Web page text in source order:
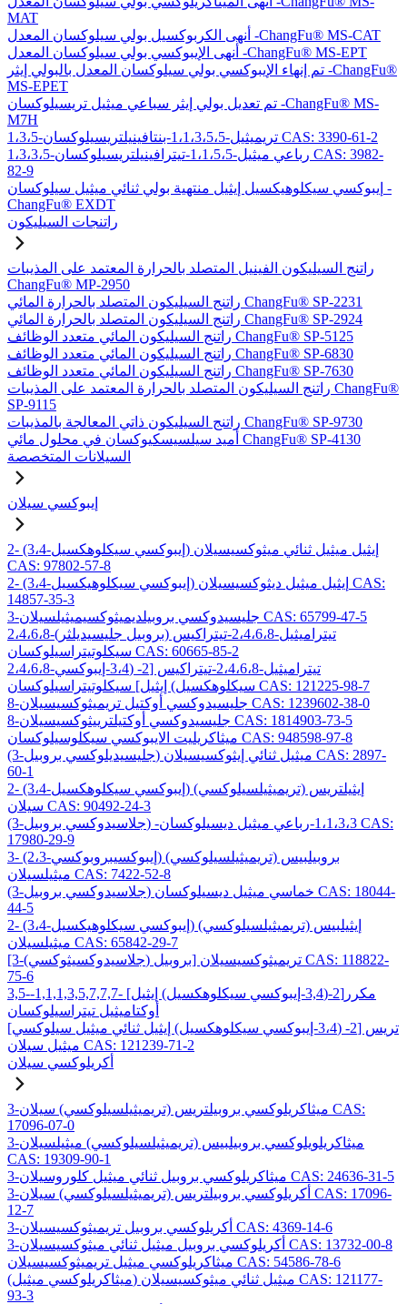
MAT
أنهى الكربوكسيل بولي سيلوكسان المعدل -ChangFu® MS-CAT
أنهى الإيبوكسي بولي سيلوكسان المعدل -ChangFu® MS-EPT
تم إنهاء الإيبوكسي بولي سيلوكسان المعدل بالبولي إيثر -ChangFu®
MS-EPET
تم تعديل بولي إيثر سباعي ميثيل تريسيلوكسان -ChangFu® MS-
M7H
1،3،5-تريميثيل-1،1،3،5،5-بنتافينيلتريسيلوكسان CAS: 3390-61-2
1،3،3،5-رباعي ميثيل-1،1،5،5-تيترافينيلتريسيلوكسان CAS: 3982-
82-9
إيبوكسي سيكلوهيكسيل إيثيل منتهية بولي ثنائي ميثيل سيلوكسان -
ChangFu® EXDT
راتنجات السيليكون
راتنج السيليكون الفينيل المتصلد بالحرارة المعتمد على المذيبات
ChangFu® MP-2950
راتنج السيليكون المتصلد بالحرارة المائي ChangFu® SP-2231
راتنج السيليكون المتصلد بالحرارة المائي ChangFu® SP-2924
راتنج السيليكون المائي متعدد الوظائف ChangFu® SP-5125
راتنج السيليكون المائي متعدد الوظائف ChangFu® SP-6830
راتنج السيليكون المائي متعدد الوظائف ChangFu® SP-7630
راتنج السيليكون المتصلد بالحرارة المعتمد على المذيبات ChangFu®
SP-9115
راتنج السيليكون ذاتي المعالجة بالمذيبات ChangFu® SP-9730
أميد سيلسيسكيوكسان في محلول مائي ChangFu® SP-4130
السيلانات المتخصصة
إيبوكسي سيلان
2- (3،4-إيبوكسي سيكلوهكسيل) إيثيل ميثيل ثنائي ميثوكسيسيلان
CAS: 97802-57-8
2- (3،4-إيبوكسي سيكلوهيكسيل) إيثيل ميثيل ديثوكسيسيلان CAS:
14857-35-3
3-جليسيدوكسي بروبيلديميثوكسيميثيلسيلان CAS: 65799-47-5
2،4،6،8-تيتراميثيل-2،4،6،8-تيتراكيس (بروبيل جليسيديلثر)
سيكلوتيتراسيلوكسان CAS: 60665-85-2
2،4،6،8-تيتراميثيل-2،4،6،8-تيتراكيس [2- (3،4-إيبوكسي
سيكلوهكسيل) إيثيل] سيكلوتيتراسيلوكسان CAS: 121225-98-7
8-جليسيدوكسي أوكتيل تريميثوكسيسيلان CAS: 1239602-38-0
8-جليسيدوكسي أوكتيلترييثوكسيسيلان CAS: 1814903-73-5
ميثاكريليت الايبوكسي سيكلوسيلوكسان CAS: 948598-97-8
(3-جليسيديلوكسي بروبيل) ميثيل ثنائي إيثوكسيسيلان CAS: 2897-
60-1
2- (3،4-إيبوكسي سيكلوهكسيل) إيثيلتريس (تريميثيلسيلوكسي)
سيلان CAS: 90492-24-3
(3-جلاسيدوكسي بروبيل) -1،1،3،3-رباعي ميثيل ديسيلوكسان CAS:
17980-29-9
3- (2،3-إيبوكسيبروبوكسي) بروبيلبيس (تريميثيلسيلوكسي)
ميثيلسيلان CAS: 7422-52-8
(3-جلاسيدوكسي بروبيل) خماسي ميثيل ديسيلوكسان CAS: 18044-
44-5
2- (3،4-إيبوكسي سيكلوهيكسيل) إيثيلبيس (تريميثيلسيلوكسي)
ميثيلسيلان CAS: 65842-29-7
[3-(جلاسيدوكسيثوكسي) بروبيل] تريميثوكسيسيلان CAS: 118822-
75-6
3,5-مكرر[2-(3,4-إيبوكسي سيكلوهكسيل) إيثيل] -1,1,1,3,5,7,7,7-
أوكتاميثيل تيتراسيلوكسان
تريس [2- (3،4-إيبوكسي سيكلوهكسيل) إيثيل ثنائي ميثيل سيلوكسي]
ميثيل سيلان CAS: 121239-71-2
أكريلوكسي سيلان
3-ميثاكريلوكسي بروبيلتريس (تريميثيلسيلوكسي) سيلان CAS:
17096-07-0
3-ميثاكريلويلوكسي بروبيلبيس (تريميثيلسيلوكسي) ميثيلسيلان
CAS: 19309-90-1
3-ميثاكريلوكسي بروبيل ثنائي ميثيل كلوروسيلان CAS: 24636-31-5
3-أكريلوكسي بروبيلتريس (تريميثيلسيلوكسي) سيلان CAS: 17096-
12-7
3-أكريلوكسي بروبيل تريميثوكسيسيلان CAS: 4369-14-6
3-أكريلوكسي بروبيل ميثيل ثنائي ميثوكسيسيلان CAS: 13732-00-8
ميثاكريلوكسي ميثيل تريميثوكسيسيلان CAS: 54586-78-6
(ميثاكريلوكسي ميثيل) ميثيل ثنائي ميثوكسيسيلان CAS: 121177-
93-3